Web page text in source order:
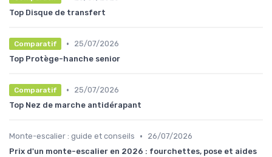
Top Disque de transfert
Comparatif •
25/07/2026
Top Protège-hanche senior
Comparatif •
25/07/2026
Top Nez de marche antidérapant
Monte-escalier : guide et conseils •
26/07/2026
Prix d'un monte-escalier en 2026 : fourchettes, pose et aides